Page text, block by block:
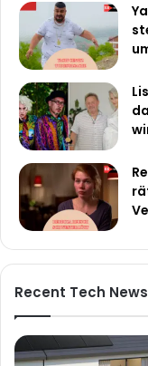
Recent Tech News